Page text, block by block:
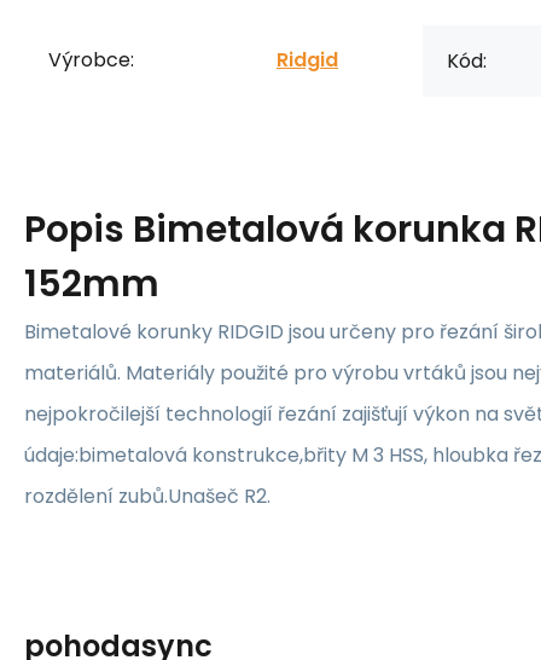
Výrobce: Ridgid Kód:
Popis Bimetalová korunka
152mm
Bimetalové korunky RIDGID jsou určeny pro řezání
materiálů. Materiály použité pro výrobu vrtáků jsou
nejpokročilejší technologií řezání zajišťují výkon na
údaje:bimetalová konstrukce,břity M 3 HSS, hloubka
rozdělení zubů.Unašeč R2.
pohodasync